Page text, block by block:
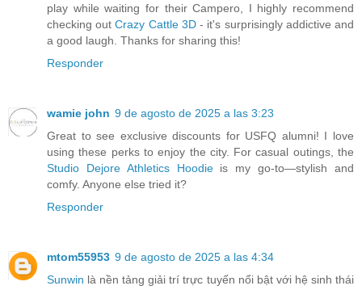
play while waiting for their Campero, I highly recommend
checking outCrazy Cattle 3D- it's surprisingly addictive and
a good laugh. Thanks for sharing this!
Responder
wamie john 9 de agosto de 2025 a las 3:23
Great to see exclusive discounts for USFQ alumni! I love
using these perks to enjoy the city. For casual outings, the
Studio Dejore Athletics Hoodieis my go-to—stylish and
comfy. Anyone else tried it?
Responder
mtom55953 9 de agosto de 2025 a las 4:34
Sunwin là nền tảng giải trí trực tuyến nổi bật với hệ sinh thái